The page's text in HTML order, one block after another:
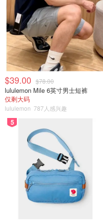
$39.00 $78.00
lululemon Mile 6英寸男士短裤
仅剩大码
lululemon 787人感兴趣
5